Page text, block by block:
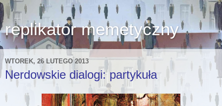
replikator memetyczny
WTOREK, 26 LUTEGO 2013
Nerdowskie dialogi: partykuła